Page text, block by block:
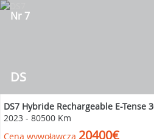
DS
Nr 7
DS7 Hybride Rechargeable E-Tense
2023 - 80500 Km
Cena wywoławcza 20400€